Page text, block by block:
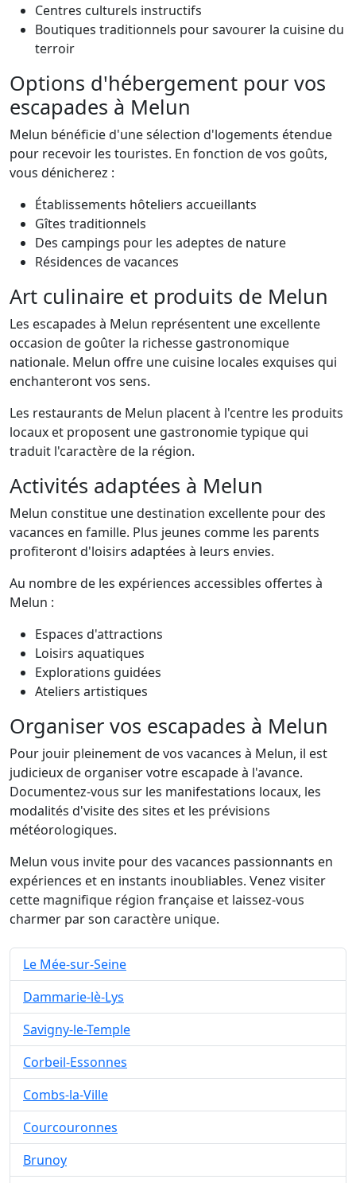
Centres culturels instructifs
Boutiques traditionnels pour savourer la cuisine du
terroir
Options d'hébergement pour vos
escapades à Melun
Melun bénéficie d'une sélection d'logements étendue
pour recevoir les touristes. En fonction de vos goûts,
vous dénicherez :
Établissements hôteliers accueillants
Gîtes traditionnels
Des campings pour les adeptes de nature
Résidences de vacances
Art culinaire et produits de Melun
Les escapades à Melun représentent une excellente
occasion de goûter la richesse gastronomique
nationale. Melun offre une cuisine locales exquises qui
enchanteront vos sens.
Les restaurants de Melun placent à l'centre les produits
locaux et proposent une gastronomie typique qui
traduit l'caractère de la région.
Activités adaptées à Melun
Melun constitue une destination excellente pour des
vacances en famille. Plus jeunes comme les parents
profiteront d'loisirs adaptées à leurs envies.
Au nombre de les expériences accessibles offertes à
Melun :
Espaces d'attractions
Loisirs aquatiques
Explorations guidées
Ateliers artistiques
Organiser vos escapades à Melun
Pour jouir pleinement de vos vacances à Melun, il est
judicieux de organiser votre escapade à l'avance.
Documentez-vous sur les manifestations locaux, les
modalités d'visite des sites et les prévisions
météorologiques.
Melun vous invite pour des vacances passionnants en
expériences et en instants inoubliables. Venez visiter
cette magnifique région française et laissez-vous
charmer par son caractère unique.
Le Mée-sur-Seine
Dammarie-lè-Lys
Savigny-le-Temple
Corbeil-Essonnes
Combs-la-Ville
Courcouronnes
Brunoy